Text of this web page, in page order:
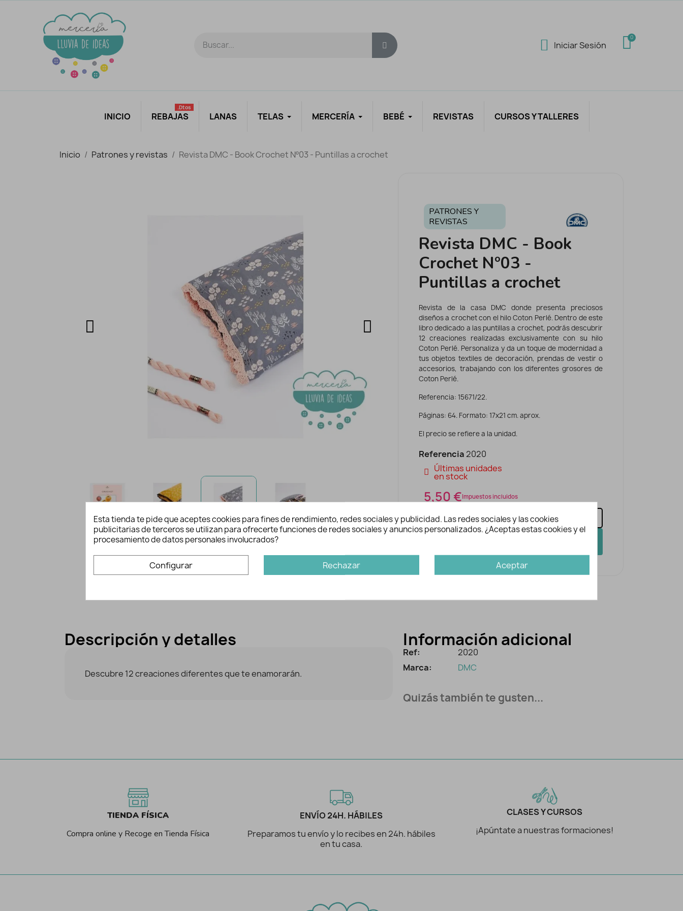
Iniciar Sesión
INICIO REBAJAS
.dtos
LANAS TELAS MERCERÍA BEBÉ REVISTAS CURSOS Y TALLERES
Inicio Patrones y revistas Revista DMC - Book Crochet Nº03 - Puntillas a crochet
PATRONES Y
REVISTAS
Revista DMC - Book
Crochet Nº03 -
Puntillas a crochet
Revista de la casa DMC donde presenta preciosos
diseños a crochet con el hilo Coton Perlé. Dentro de este
libro dedicado a las puntillas a crochet, podrás descubrir
12 creaciones realizadas exclusivamente con su hilo
Coton Perlé. Personaliza y da un toque de modernidad a
tus objetos textiles de decoración, prendas de vestir o
accesorios, trabajando con los diferentes grosores de
Coton Perlé.
Referencia: 15671/22.
Páginas: 64. Formato: 17x21 cm. aprox.
El precio se refiere a la unidad.
Referencia 2020
Últimas unidades
en stock
5,50 €Impuestos incluidos
Descripción y detalles
Descubre 12 creaciones diferentes que te enamorarán.
Información adicional
Ref:
2020
Marca:
DMC
Quizás también te gusten...
TIENDA FÍSICA
Compra online y Recoge en Tienda Física
ENVÍO 24H. HÁBILES
Preparamos tu envío y lo recibes en 24h. hábiles
en tu casa.
CLASES Y CURSOS
¡Apúntate a nuestras formaciones!
Esta tienda te pide que aceptes cookies para fines de rendimiento, redes sociales y publicidad. Las redes sociales y las cookies
publicitarias de terceros se utilizan para ofrecerte funciones de redes sociales y anuncios personalizados. ¿Aceptas estas cookies y el
procesamiento de datos personales involucrados?
Configurar Rechazar Aceptar